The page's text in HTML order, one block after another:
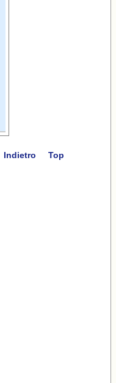
Indietro Top